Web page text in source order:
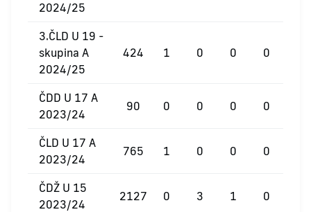
2024/25
3.ČLD U 19 -
skupina A
2024/25
424 1 0 0 0
ČDD U 17 A
2023/24
90 0 0 0 0
ČLD U 17 A
2023/24
765 1 0 0 0
ČDŽ U 15
2023/24
2127 0 3 1 0